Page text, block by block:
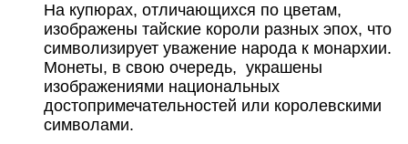
На купюрах, отличающихся по цветам,
изображены тайские короли разных эпох, что
символизирует уважение народа к монархии.
Монеты, в свою очередь, украшены
изображениями национальных
достопримечательностей или королевскими
символами.